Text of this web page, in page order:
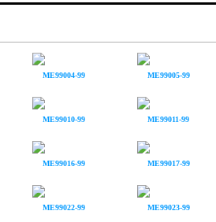
ME99004-99 ME99005-99
ME99010-99 ME99011-99
ME99016-99 ME99017-99
ME99022-99 ME99023-99